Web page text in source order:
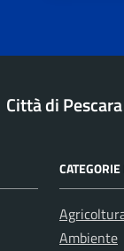
Città di Pescara
Ambiente